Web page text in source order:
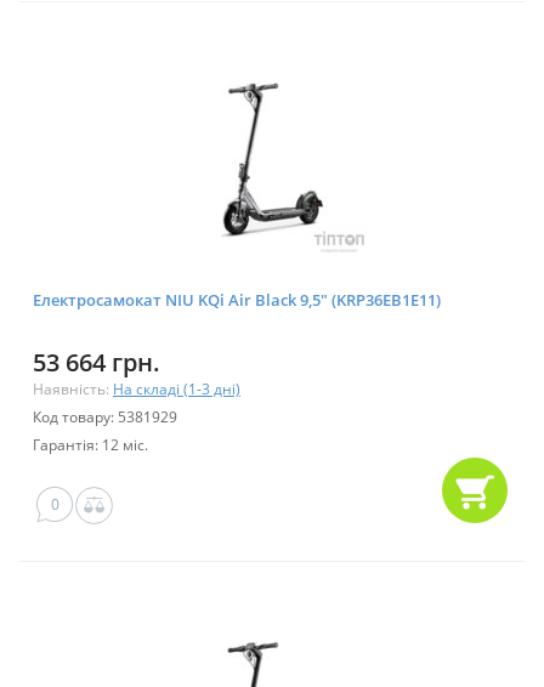
Електросамокат NIU KQi Air Black 9,5" (KRP36EB1E11)
53 664 грн.
Наявність: На складі (1-3 дні)
Код товару: 5381929
Гарантія: 12 міс.
0